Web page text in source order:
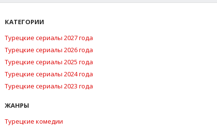
КАТЕГОРИИ
Турецкие сериалы 2027 года
Турецкие сериалы 2026 года
Турецкие сериалы 2025 года
Турецкие сериалы 2024 года
Турецкие сериалы 2023 года
ЖАНРЫ
Турецкие комедии